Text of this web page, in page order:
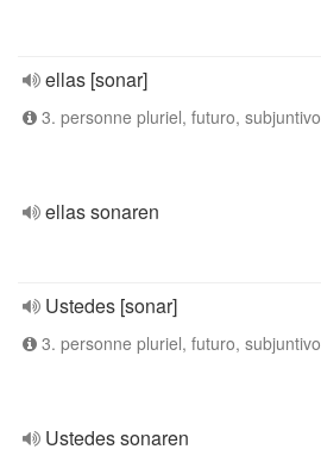
ellas [sonar]
3. personne pluriel, futuro, subjuntivo
ellas sonaren
Ustedes [sonar]
3. personne pluriel, futuro, subjuntivo
Ustedes sonaren